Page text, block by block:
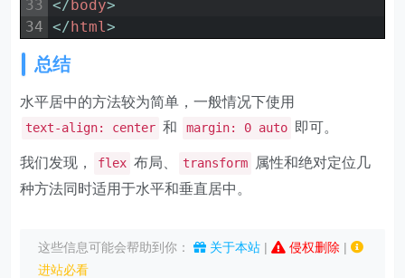
33
34
</body>
</html>
总结
水平居中的方法较为简单，一般情况下使用
text-align: center 和 margin: 0 auto 即可。
我们发现， flex 布局、 transform
属性和绝对定位几
种方法同时适用于水平和垂直居中。
这些信息可能会帮助到你： 关于本站 | 侵权删除 |
进站必看